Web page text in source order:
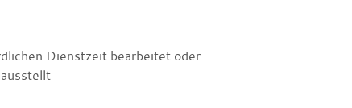
Dienstzeit bearbeitet oder